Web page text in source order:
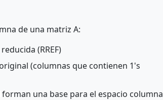
de una matriz A:
(RREF)
(columnas que contienen 1's
una base para el espacio columna